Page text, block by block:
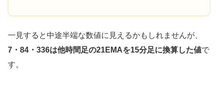
一見すると中途半端な数値に見えるかもしれませんが、
7・84・336は他時間足の21EMAを15分足に換算した値で
す。